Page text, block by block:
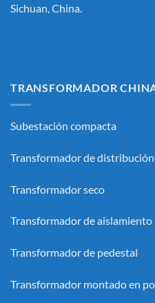
Sichuan, China.
TRANSFORMADOR
Subestación compacta
Transformador de distribución
Transformador seco
Transformador de aislamiento
Transformador de pedestal
Transformador montado en